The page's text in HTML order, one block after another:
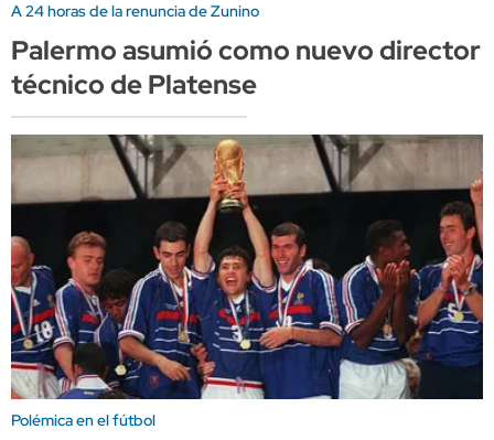
A 24 horas de la renuncia de Zunino
Palermo asumió como nuevo director
técnico de Platense
Polémica en el fútbol